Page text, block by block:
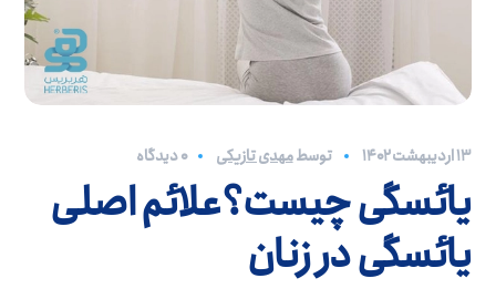
۱۳ اردیبهشت ۱۴۰۲ توسطمهدی تازیکی 0 دیدگاه
یائسگی چیست؟علائم اصلی
یائسگی در زنان